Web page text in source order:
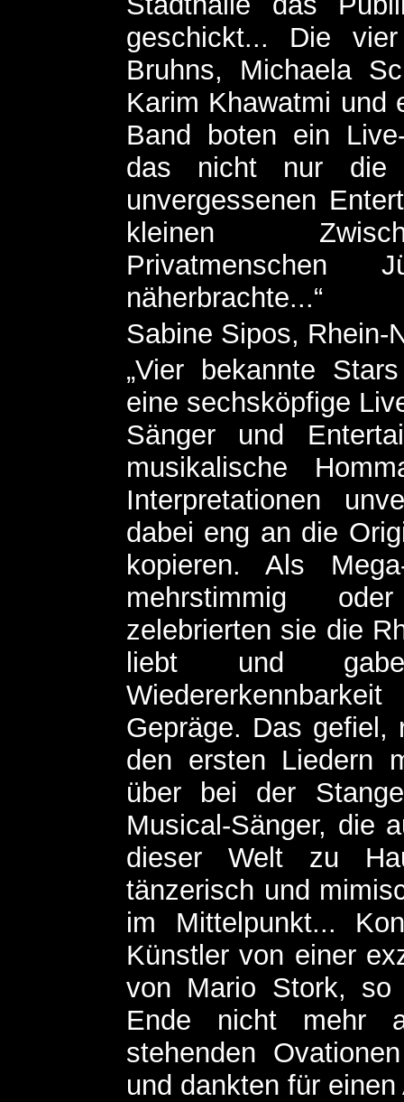
geschickt... Die
Bruhns, Michaela
Karim Khawatmi und
Band boten ein
das nicht nur die
unvergessenen
kleinen
Privatmenschen
näherbrachte...“
Sabine Sipos, Rhein-
„Vier bekannte
eine sechsköpfige
Sänger und
musikalische
Interpretationen
dabei eng an die
kopieren. Als
mehrstimmig
zelebrierten sie die
liebt und
Gepräge. Das gefiel,
den ersten Liedern
über bei der
Musical-Sänger, die
dieser Welt zu
tänzerisch und
im Mittelpunkt...
Künstler von einer
von Mario Stork,
Ende nicht mehr
stehenden
und dankten für